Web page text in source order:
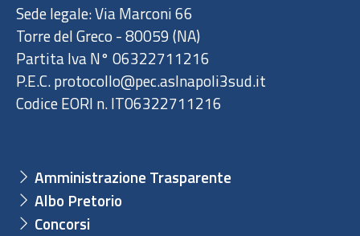
Sede legale: Via Marconi 66
Torre del Greco - 80059 (NA)
Partita Iva N° 06322711216
P.E.C. protocollo@pec.aslnapoli3sud.it
Codice EORI n. IT06322711216
Amministrazione Trasparente
Albo Pretorio
Concorsi